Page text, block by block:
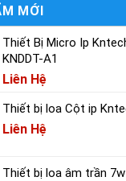
MỚI
Thiết Bị Micro Ip
KNDDT-A1
Liên Hệ
Thiết bị loa Cột ip
Liên Hệ
Thiết bị loa âm trần 7w